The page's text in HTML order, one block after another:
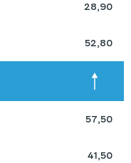
28,90
52,80
57,50
41,50